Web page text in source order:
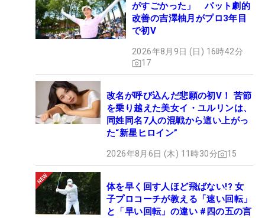
がすごかった」 パット劇的
改善の吉澤柚月がプロ3年目
で初V
2026年8月9日 (日) 16時42分
17
改名が呼び込んだ悲願の初V！ 苦節
を乗り越えた美女イ・ユルリンは、
同姓同名7人の混戦から這い上がっ
た“新星ヒロイン”
2026年8月6日 (木) 11時30分 15
体を早く回す人ほど飛ばない!? 女
子プロコーチが教える「速い回転」
と「早い回転」の違い #四の五の言